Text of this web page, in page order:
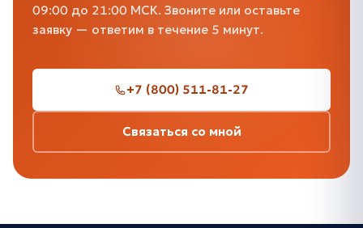
09:00 до 21:00 МСК. Звоните или оставьте
заявку — ответим в течение 5 минут.
+7 (800) 511-81-27
Связаться со мной